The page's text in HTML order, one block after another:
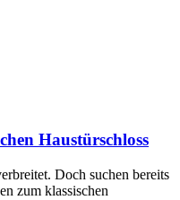
Haustürschloss
Doch suchen bereits
zum klassischen